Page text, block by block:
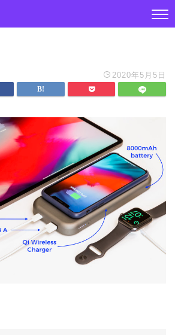
2020年5月5日